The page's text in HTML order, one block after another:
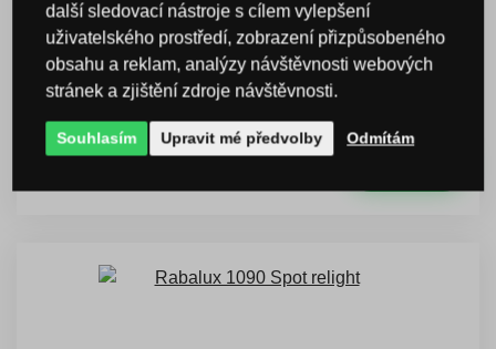
Rabalux 1095 Spot relight
Kód: 98001095
DMC:99 Kč
89 Kč s DPH
další sledovací nástroje s cílem vylepšení
uživatelského prostředí, zobrazení přizpůsobeného
obsahu a reklam, analýzy návštěvnosti webových
stránek a zjištění zdroje návštěvnosti.
Souhlasím Upravit mé předvolby Odmítám